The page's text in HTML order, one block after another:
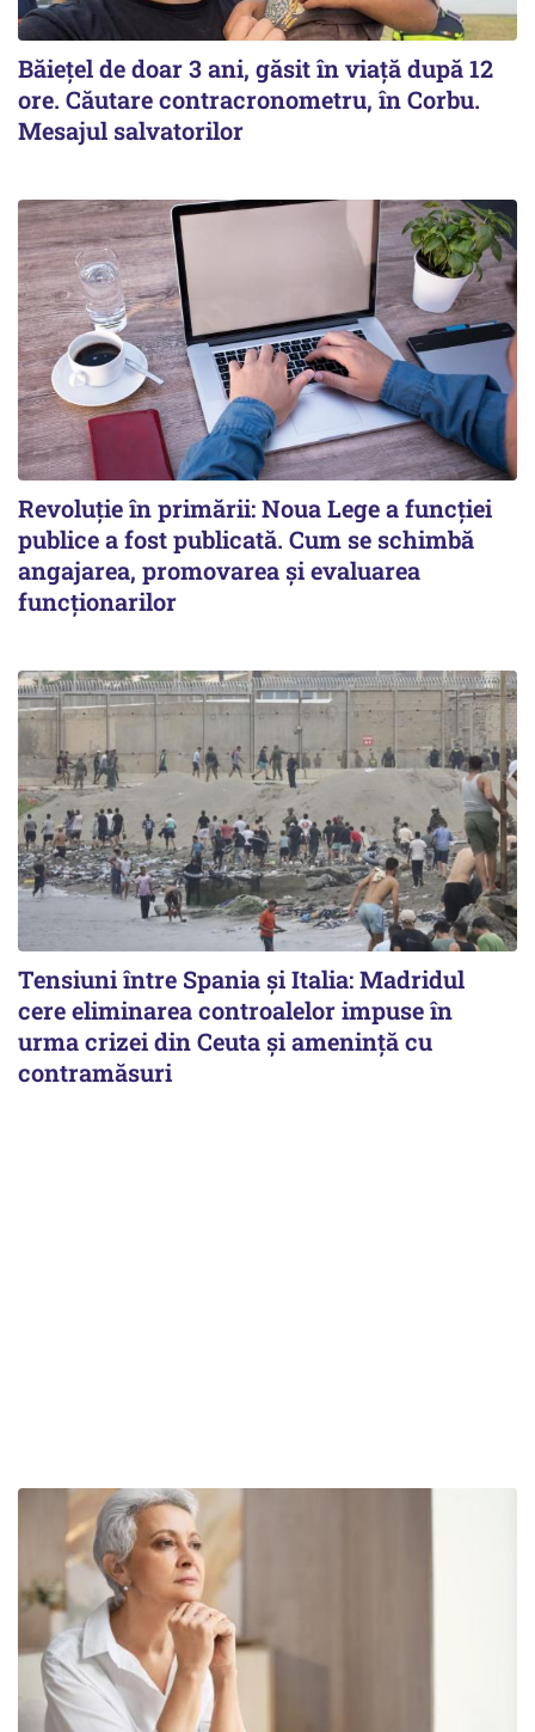
Băiețel de doar 3 ani, găsit în viață după 12
ore. Căutare contracronometru, în Corbu.
Mesajul salvatorilor
Revoluție în primării: Noua Lege a funcției
publice a fost publicată. Cum se schimbă
angajarea, promovarea și evaluarea
funcționarilor
Tensiuni între Spania și Italia: Madridul
cere eliminarea controalelor impuse în
urma crizei din Ceuta și amenință cu
contramăsuri